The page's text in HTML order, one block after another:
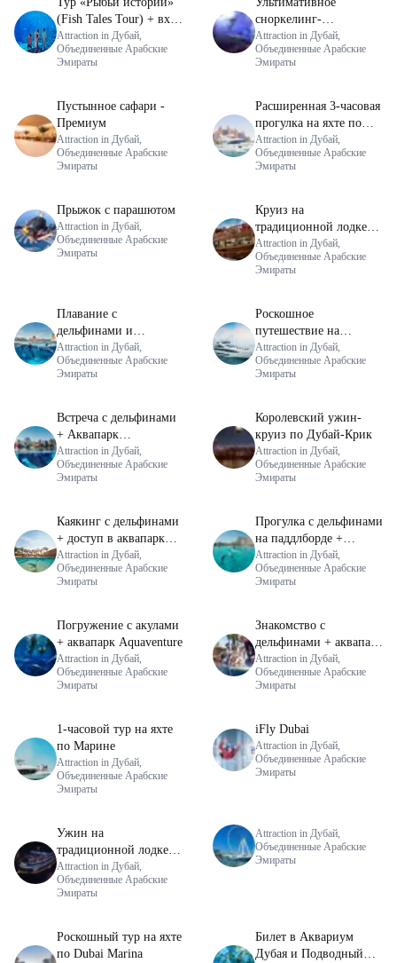
(Fish Tales Tour) + вход
в аквариум Lost
Chambers
Attraction in Дубай,
Объединенные Арабские
Эмираты
сноркелинг-
приключение + доступ
в аквариум Lost
Chambers
Attraction in Дубай,
Объединенные Арабские
Эмираты
Пустынное сафари -
Премиум
Attraction in Дубай,
Объединенные Арабские
Эмираты
Расширенная 3-часовая
прогулка на яхте по
Бурдж (групповой тур)
Attraction in Дубай,
Объединенные Арабские
Эмираты
Прыжок с парашютом
Attraction in Дубай,
Объединенные Арабские
Эмираты
Круиз на
традиционной лодке
Доу на закате по Дубай
Марине
Attraction in Дубай,
Объединенные Арабские
Эмираты
Плавание с
дельфинами и
исследование +
аквапарк Aquaventure
Attraction in Дубай,
Объединенные Арабские
Эмираты
Роскошное
путешествие на
суперяхте в Дубай
Марине
Attraction in Дубай,
Объединенные Арабские
Эмираты
Встреча с дельфинами
+ Аквапарк
Aquaventure
Attraction in Дубай,
Объединенные Арабские
Эмираты
Королевский ужин-
круиз по Дубай-Крик
Attraction in Дубай,
Объединенные Арабские
Эмираты
Каякинг с дельфинами
+ доступ в аквапарк
Aquaventure
Attraction in Дубай,
Объединенные Арабские
Эмираты
Прогулка с дельфинами
на паддлборде +
Водный парк
Aquaventure
Attraction in Дубай,
Объединенные Арабские
Эмираты
Погружение с акулами
+ аквапарк Aquaventure
Attraction in Дубай,
Объединенные Арабские
Эмираты
Знакомство с
дельфинами + аквапарк
Aquaventure
Attraction in Дубай,
Объединенные Арабские
Эмираты
1-часовой тур на яхте
по Марине
Attraction in Дубай,
Объединенные Арабские
Эмираты
iFly Dubai
Attraction in Дубай,
Объединенные Арабские
Эмираты
Ужин на
традиционной лодке
Доу по Dubai Marina
Attraction in Дубай,
Объединенные Арабские
Эмираты
Attraction in Дубай,
Объединенные Арабские
Эмираты
Роскошный тур на яхте
по Dubai Marina
Билет в Аквариум
Дубая и Подводный